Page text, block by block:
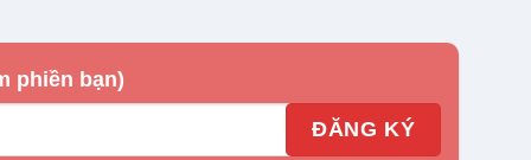
phiền bạn)